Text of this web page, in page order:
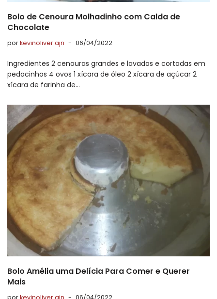
Bolo de Cenoura Molhadinho com Calda de
Chocolate
porkevinoliver.ajn 06/04/2022
Ingredientes 2 cenouras grandes e lavadas e cortadas em
pedacinhos 4 ovos 1 xícara de óleo 2 xícara de açúcar 2
xícara de farinha de…
Bolo Amélia uma Delícia Para Comer e Querer
Mais